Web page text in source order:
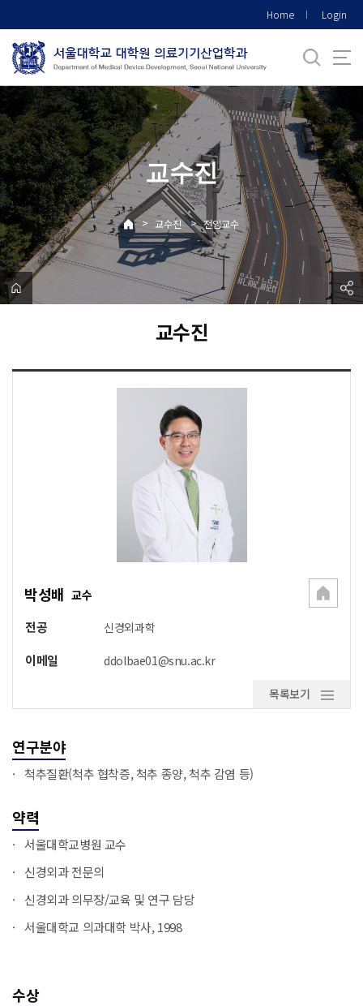
로
메
뉴
Home Login
교수진
> 교수진 > 전임교수
교수진
박성배 교수
전공 신경외과학
이메일 ddolbae01@snu.ac.kr
목록보기
연구분야
척추질환(척추 협착증, 척추 종양, 척추 감염 등)
약력
서울대학교병원 교수
신경외과 전문의
신경외과 의무장/교육 및 연구 담당
서울대학교 의과대학 박사, 1998
수상